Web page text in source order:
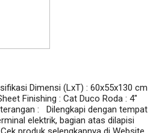
Dimensi (LxT) : 60x55x130 cm
Finishing : Cat Duco Roda : 4″
: Dilengkapi dengan tempat
elektrik, bagian atas dilapisi